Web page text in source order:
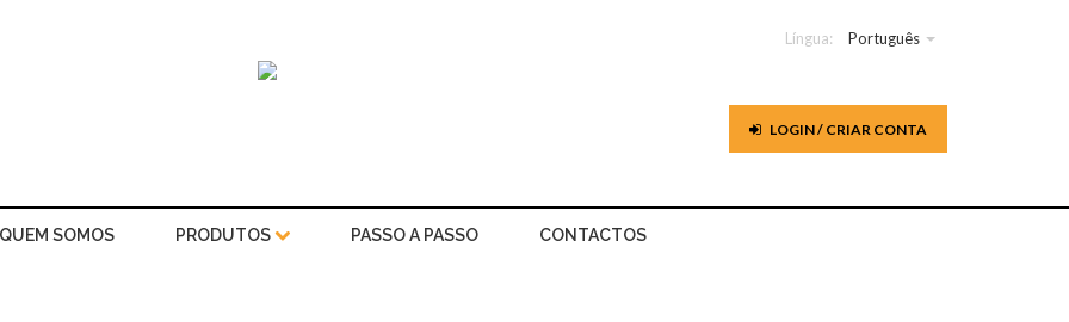
Língua: Português
LOGIN / CRIAR CONTA
SOMOS PRODUTOS PASSO A PASSO CONTACTOS